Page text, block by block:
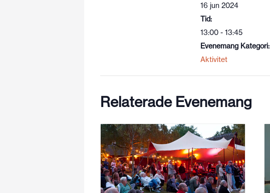
16 jun 2024
Tid:
13:00 - 13:45
Evenemang Kategori:
Aktivitet
Relaterade Evenemang